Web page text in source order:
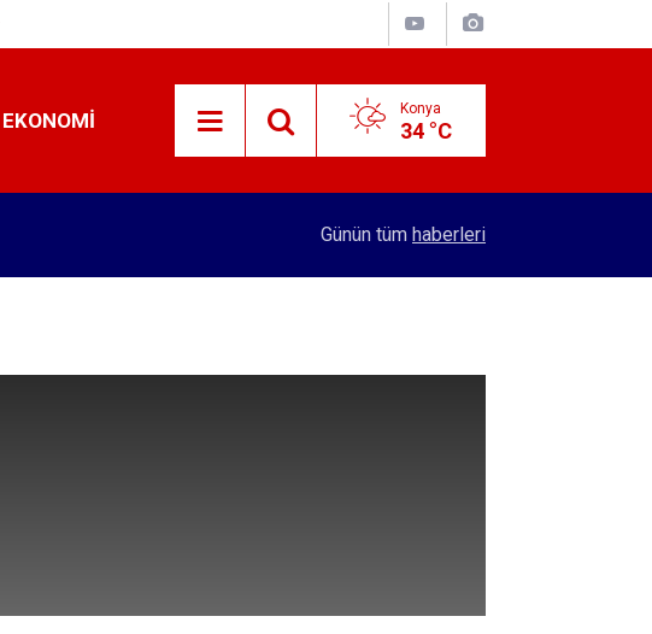
EKONOMI Konya
34 °C
Patates fiyatını düşürecek sevkiyat! 2 bin TIR
Günün tüm haberleri